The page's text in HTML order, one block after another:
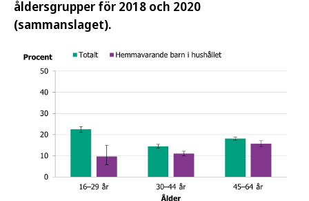
åldersgrupper för 2018 och 2020
(sammanslaget).